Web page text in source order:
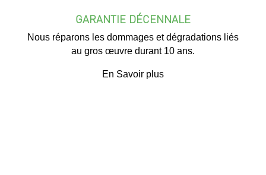
GARANTIE DÉCENNALE
Nous réparons les dommages et dégradations liés
au gros œuvre durant 10 ans.
En Savoir plus